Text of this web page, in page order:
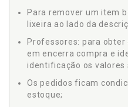
Para remover um item
lixeira ao lado da
Professores: para obter
em encerra compra e
identificação os valores
Os pedidos ficam
estoque;